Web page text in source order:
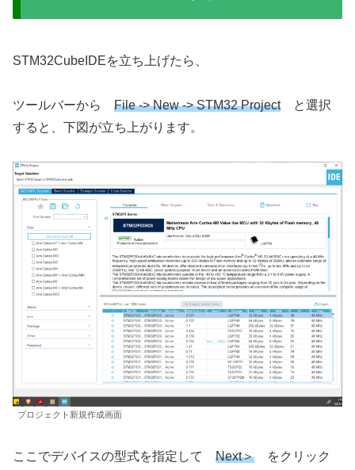
STM32CubeIDEを立ち上げたら、
ツールバーから File -> New -> STM32 Projectと選択
すると、下図が立ち上がります。
プロジェクト新規作成画面
ここでデバイスの型式を指定して Next＞ をクリック